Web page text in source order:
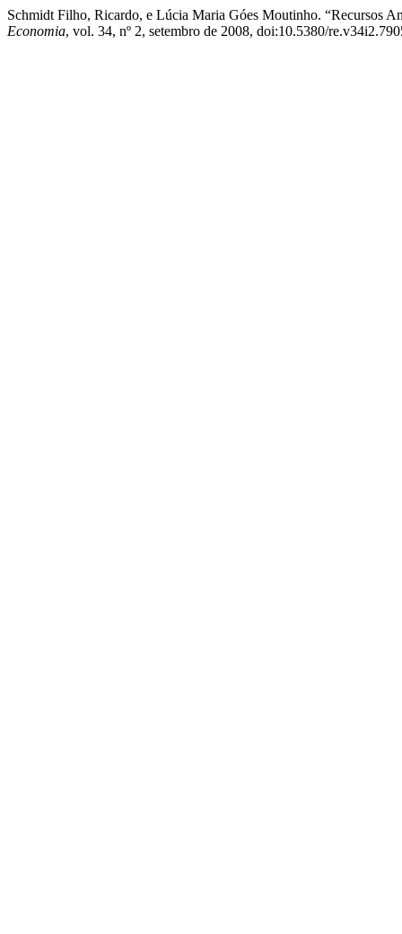
Schmidt Filho, Ricardo, e Lúcia Maria Góes Moutinho. “Recursos
Economia, vol. 34, nº 2, setembro de 2008, doi:10.5380/